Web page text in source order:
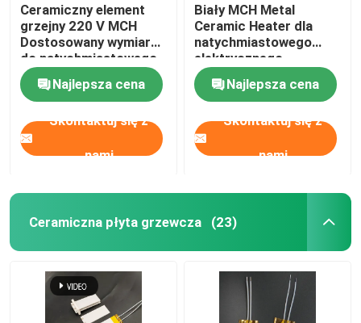
Ceramiczny element
grzejny 220 V MCH
Dostosowany wymiar
do natychmiastowego
podgrzewacza ciepłej
wodyNajlepsza cena
Skontaktuj się z
nami
Biały MCH Metal
Ceramic Heater dla
natychmiastowego
elektrycznego
podgrzewacza wody
Najlepsza cena
Skontaktuj się z
nami
Ceramiczna płyta grzewcza (23)